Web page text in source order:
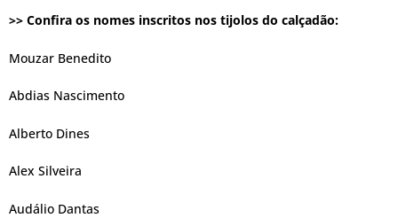
>> Confira os nomes inscritos nos tijolos do calçadão:
Mouzar Benedito
Abdias Nascimento
Alberto Dines
Alex Silveira
Audálio Dantas